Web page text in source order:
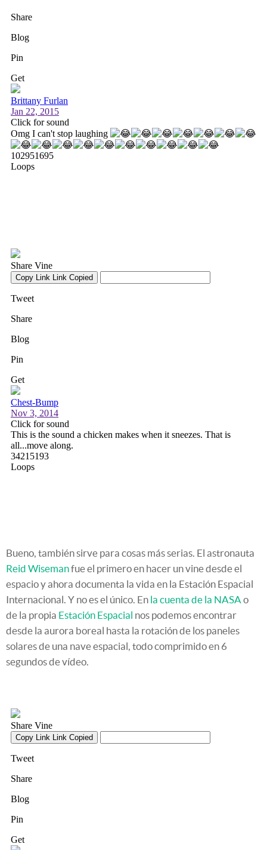
Bueno, también sirve para cosas más serias. El astronauta
Reid Wisemanfue el primero en hacer un vine desde el
espacio y ahora documenta la vida en la Estación Espacial
Internacional. Y no es el único. En la cuenta de la NASA o
de la propia Estación Espacial nos podemos encontrar
desde la aurora boreal hasta la rotación de los paneles
solares de una nave espacial, todo comprimido en 6
segundos de vídeo.